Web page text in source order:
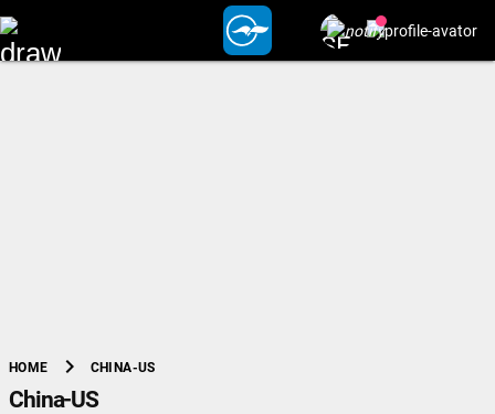
HOME chevron_right CHINA-US
China-US